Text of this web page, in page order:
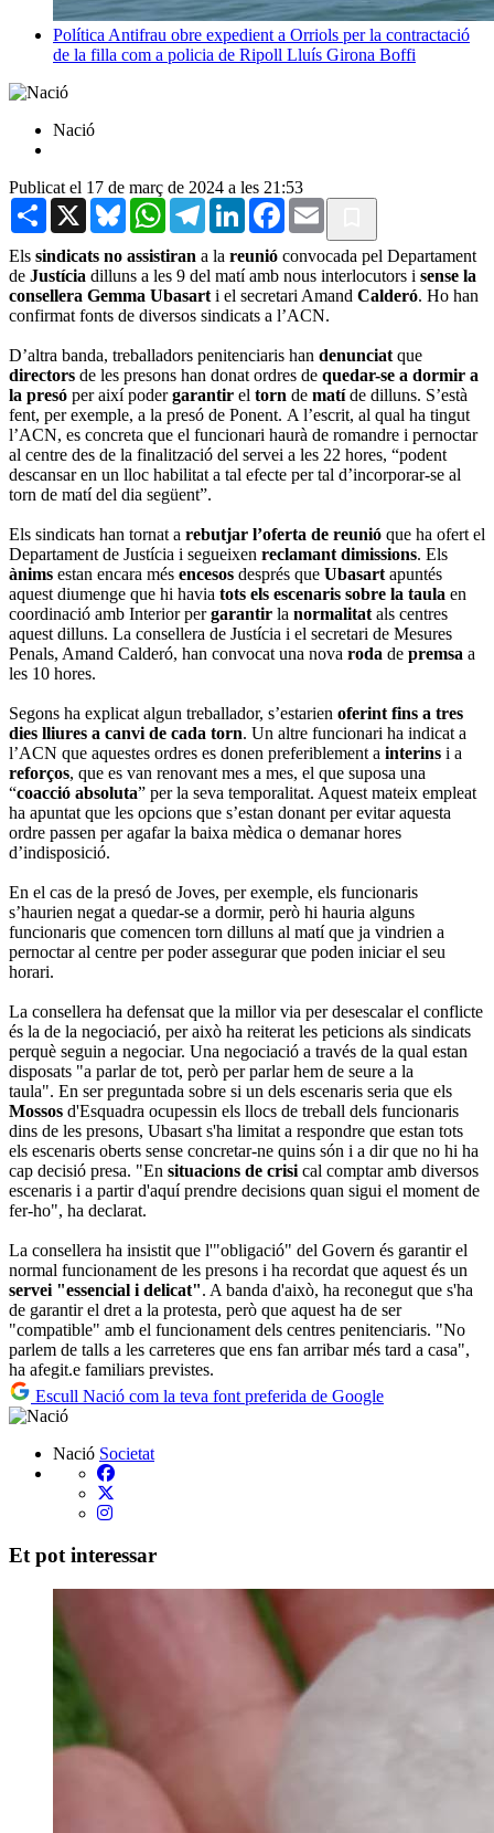
Política Antifrau obre expedient a Orriols per la contractació
de la filla com a policia de Ripoll Lluís Girona Boffi
Nació
Publicat el 17 de març de 2024 a les 21:53
Share X BlueskyWhatsAppTelegramLinkedInFacebook
Email
Els sindicats no assistiran a la reunió convocada pel Departament
de Justícia dilluns a les 9 del matí amb nous interlocutors i sense la
consellera Gemma Ubasart i el secretari Amand Calderó. Ho han
confirmat fonts de diversos sindicats a l’ACN.
D’altra banda, treballadors penitenciaris han denunciat que
directors de les presons han donat ordres de quedar-se a dormir a
la presó per així podergarantir el torn de matíde dilluns. S’està
fent, per exemple, a la presó de Ponent. A l’escrit, al qual ha tingut
l’ACN, es concreta que el funcionari haurà de romandre i pernoctar
al centre des de la finalització del servei a les 22 hores, “podent
descansar en un lloc habilitat a tal efecte per tal d’incorporar-se al
torn de matí del dia següent”.
Els sindicats han tornat a rebutjar l’oferta de reunió que ha ofert el
Departament de Justícia i segueixen reclamant dimissions. Els
ànims estan encara més encesos després que Ubasart apuntés
aquest diumenge que hi havia tots els escenaris sobre la taula en
coordinació amb Interior pergarantir la normalitat als centres
aquest dilluns. La consellera de Justícia i el secretari de Mesures
Penals, Amand Calderó, han convocat una nova roda de premsa a
les 10 hores.
Segons ha explicat algun treballador, s’estarien oferint fins a tres
dies lliures a canvi de cada torn. Un altre funcionari ha indicat a
l’ACN que aquestes ordres es donen preferiblement a interins i a
reforços, que es van renovant mes a mes, el que suposa una
“coacció absoluta” per la seva temporalitat. Aquest mateix empleat
ha apuntat que les opcions que s’estan donant per evitar aquesta
ordre passen per agafar la baixa mèdica o demanar hores
d’indisposició.
En el cas de la presó de Joves, per exemple, els funcionaris
s’haurien negat a quedar-se a dormir, però hi hauria alguns
funcionaris que comencen torn dilluns al matí que ja vindrien a
pernoctar al centre per poder assegurar que poden iniciar el seu
horari.
La consellera ha defensat que la millor via per desescalar el conflicte
és la de la negociació, per això ha reiterat les peticions als sindicats
perquè seguin a negociar. Una negociació a través de la qual estan
disposats "a parlar de tot, però per parlar hem de seure a la
taula". En ser preguntada sobre si un dels escenaris seria que els
Mossos d'Esquadra ocupessin els llocs de treball dels funcionaris
dins de les presons, Ubasart s'ha limitat a respondre que estan tots
els escenaris oberts sense concretar-ne quins són i a dir que no hi ha
cap decisió presa. "En situacions de crisi cal comptar amb diversos
escenaris i a partir d'aquí prendre decisions quan sigui el moment de
fer-ho", ha declarat.
La consellera ha insistit que l'"obligació" del Govern és garantir el
normal funcionament de les presons i ha recordat que aquest és un
servei "essencial i delicat". A banda d'això, ha reconegut que s'ha
de garantir el dret a la protesta, però que aquest ha de ser
"compatible" amb el funcionament dels centres penitenciaris. "No
parlem de talls a les carreteres que ens fan arribar més tard a casa",
ha afegit.e familiars previstes.
Escull Nació com la teva font preferida de Google
Nació Societat
Et pot interessar